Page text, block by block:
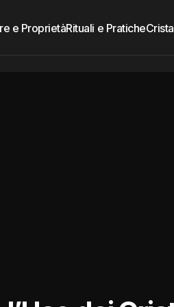
e ProprietàRituali e Pratiche